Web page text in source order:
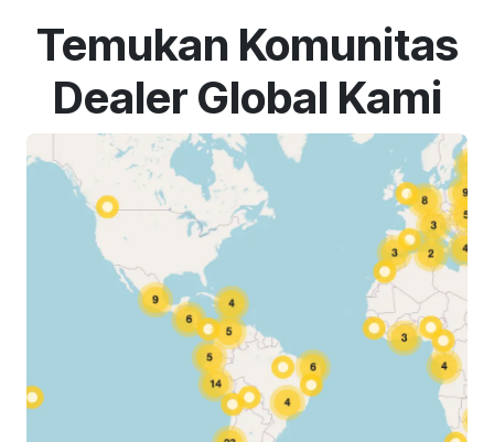
Temukan Komunitas
Dealer Global Kami